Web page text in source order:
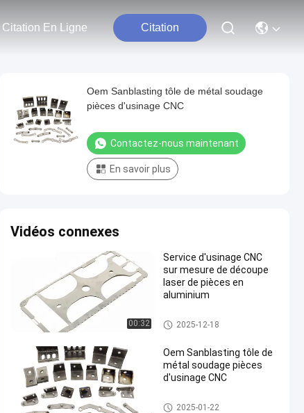
Citation En Ligne Citation
Oem Sanblasting tôle de métal soudage
pièces d'usinage CNC
Contactez-nous maintenant
En savoir plus
Vidéos connexes
00:32
Service d'usinage CNC
sur mesure de découpe
laser de pièces en
aluminium
Parties de soudage à la tôle
2025-12-18
Oem Sanblasting tôle de
métal soudage pièces
d'usinage CNC
Parties de soudage à la tôle
2025-01-22